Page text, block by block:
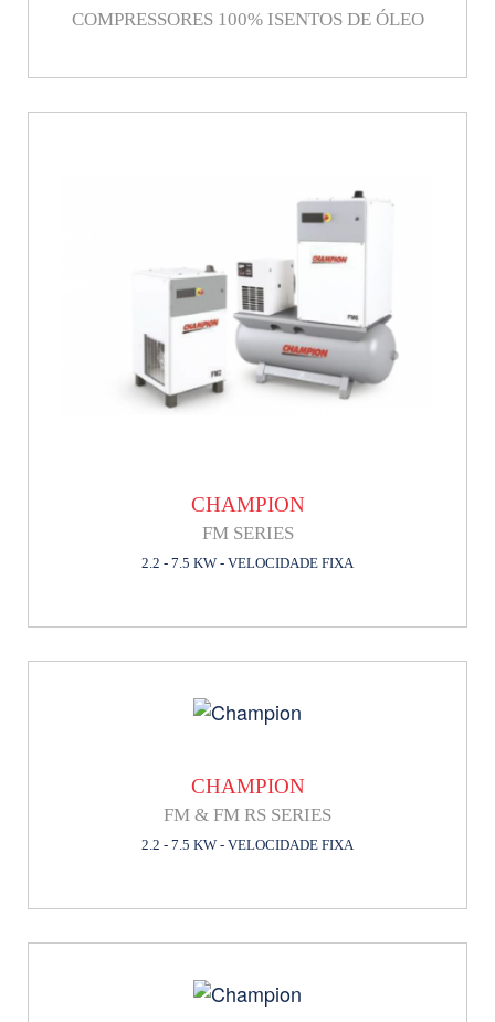
COMPRESSORES 100% ISENTOS DE ÓLEO
CHAMPION
FM SERIES
2.2 - 7.5 KW - VELOCIDADE FIXA
CHAMPION
FM & FM RS SERIES
2.2 - 7.5 KW - VELOCIDADE FIXA